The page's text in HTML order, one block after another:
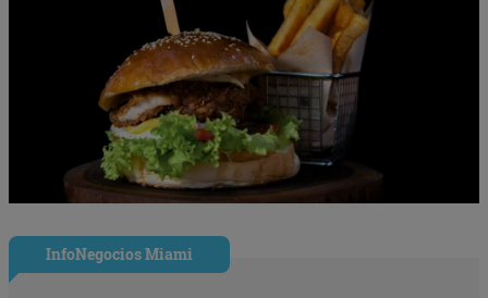
InfoNegocios Miami